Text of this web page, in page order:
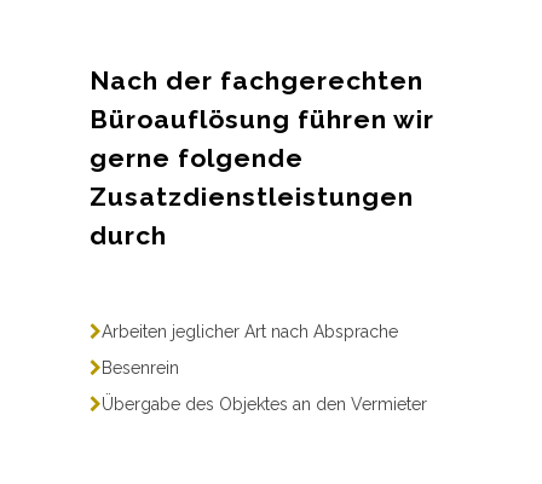
Nach der fachgerechten
Büroauflösung führen wir
gerne folgende
Zusatzdienstleistungen
durch
Arbeiten jeglicher Art nach Absprache
Besenrein
Übergabe des Objektes an den Vermieter